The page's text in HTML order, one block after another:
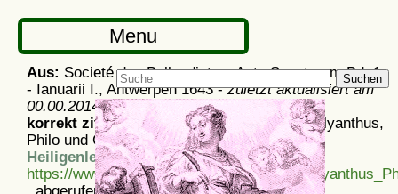
Menu
Suchen
Aus: Societé des Bollandistes: Acta Sanctorum Bd. 1
- Ianuarii I., Antwerpen 1643 -zuletzt aktualisiert am
00.00.2014
korrekt zitieren: ArtikelActa Sanctorum: Polyanthus,
Philo und Candida, aus demÖkumenischen
Heiligenlexikon-
https://www.heiligenlexikon.de/ASJanuar/
, abgerufen am 9. 8. 2026